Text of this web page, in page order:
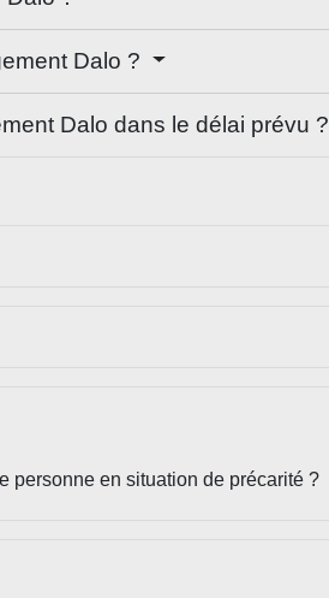
Dalo ?
Dalo dans le délai prévu ?
personne en situation de précarité ?